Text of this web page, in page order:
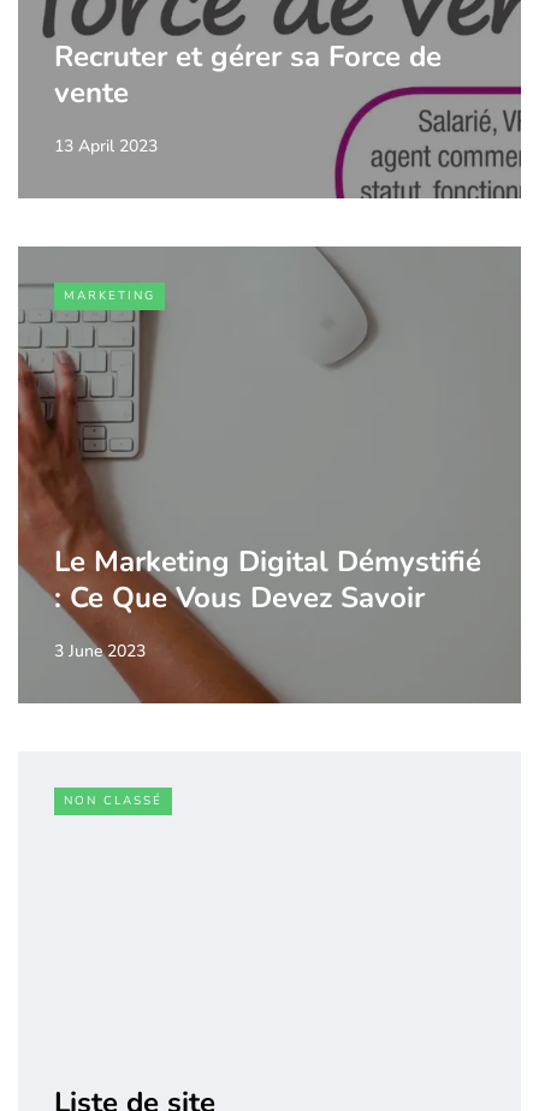
Recruter et gérer sa Force de
vente
13 April 2023
MARKETING
Le Marketing Digital Démystifié
: Ce Que Vous Devez Savoir
3 June 2023
NON CLASSÉ
Liste de site